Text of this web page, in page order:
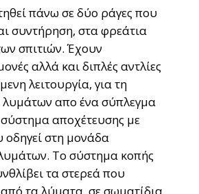
πάνω σε δύο ράγες που
συντήρηση, στα φρεάτια
σπιτιών. Έχουν
αλλά και διπλές αντλίες
λειτουργία, για τη
απο ένα σύπλεγμα
σύστημα αποχέτευσης με
στη μονάδα
Το σύστημα κοπής
τα στερεά που